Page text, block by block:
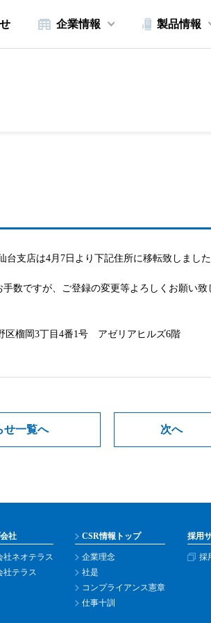
企業情報 製品情報
支店は4月7日より下記住所に移転致しました
数ですが、ご登録の変更等よろしくお願い致
榴岡3丁目4番1号 アゼリアヒルズ6階
せ一覧へ 次へ
社
社ネオテラス
社テラス
CSR情報トップ
企業理念
社是
コンプライアンス憲章
仕事十訓
採用
採